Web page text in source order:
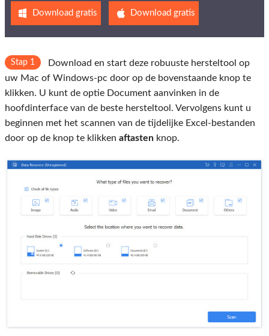
Download gratis Download gratis
Stap 1
Download en start deze robuuste hersteltool op
uw Mac of Windows-pc door op de bovenstaande knop te
klikken. U kunt de optie Document aanvinken in de
hoofdinterface van de beste hersteltool. Vervolgens kunt u
beginnen met het scannen van de tijdelijke Excel-bestanden
door op de knop te klikken aftasten knop.